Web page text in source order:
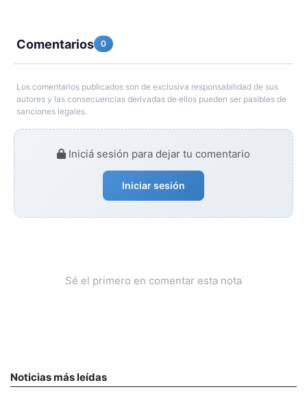
Comentarios 0
Los comentarios publicados son de exclusiva responsabilidad de sus
autores y las consecuencias derivadas de ellos pueden ser pasibles de
sanciones legales.
Iniciá sesión para dejar tu comentario
Iniciar sesión
Sé el primero en comentar esta nota
Noticias más leídas